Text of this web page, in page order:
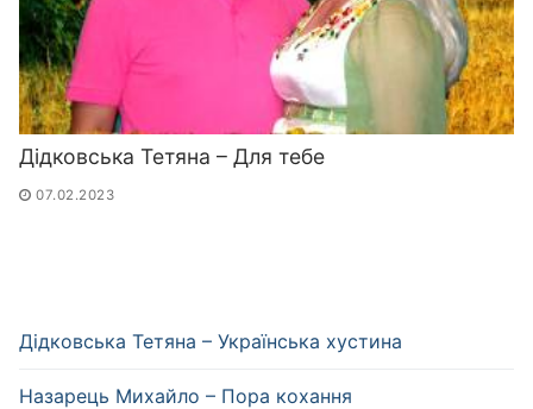
Дідковська Тетяна – Для тебе
07.02.2023
Дідковська Тетяна – Українська хустина
Назарець Михайло – Пора кохання